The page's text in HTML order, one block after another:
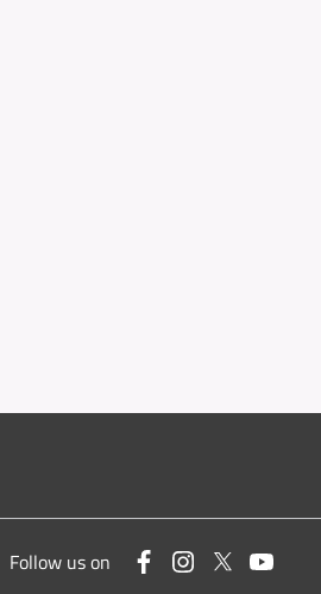
Follow us on FacebookInstagram
Twitter